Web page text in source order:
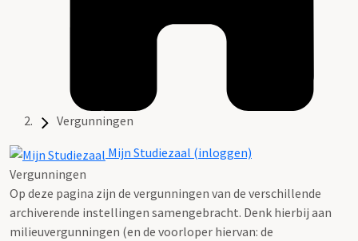
Vergunningen
Mijn Studiezaal (inloggen)
Vergunningen
Op deze pagina zijn de vergunningen van de verschillende
archiverende instellingen samengebracht. Denk hierbij aan
milieuvergunningen (en de voorloper hiervan: de